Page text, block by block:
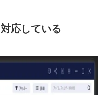
応している